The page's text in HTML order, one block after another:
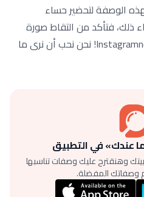
الوصفة لتحضير حساء
ذلك، فتأكد من التقاط صورة
ووضع علامة لنا على Instagramnowfoods! نحن نحب أن نرى ما
عندك» في التطبيق
وهنقترح عليك وصفات تناسبها
المفضلة.